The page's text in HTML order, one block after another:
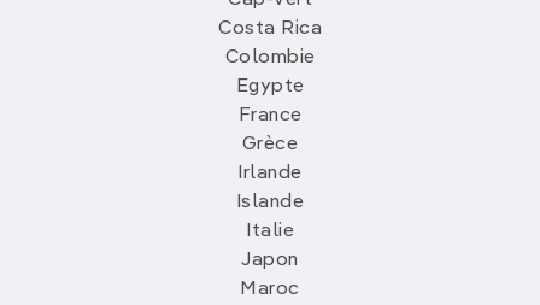
Costa Rica
Colombie
Egypte
France
Grèce
Irlande
Islande
Italie
Japon
Maroc